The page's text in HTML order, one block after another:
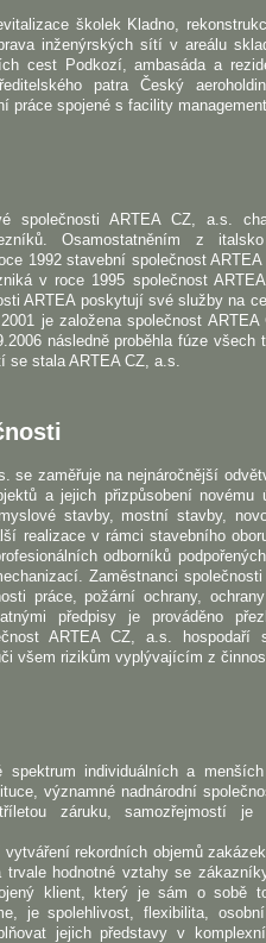
školek Kladno,
inženýrských sítí v areálu
cest Podkozí, ambasáda a
patra Český
práce spojené s facility
společnosti ARTEA CZ, a.s.
Osamostatněním z
1992 stavební společnost
v roce 1995 společnost
ARTEA poskytují své služby na
je založena společnost
následně proběhla fúze všech
se stala ARTEA CZ, a.s.
se zaměřuje na nejnáročnější
a jejich přizpůsobení novému
stavby, mostní stavby,
realizace v rámci stavebního
odborníků
Zaměstnanci společnosti
práce, požární ochrany,
předpisy je prováděno
ARTEA CZ, a.s. hospodaří
všem rizikům vyplývajícím z
individuálních a
významné nadnárodní
záruku, samozřejmostí
rekordních objemů
hodnotné vztahy se
klient, který je sám o sobě
je spolehlivost, flexibilita,
jejich představy v